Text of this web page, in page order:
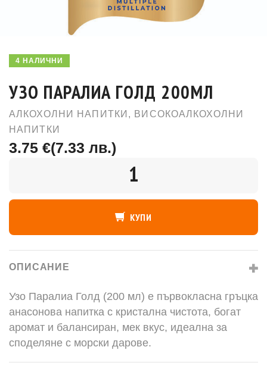
4 НАЛИЧНИ
УЗО ПАРАЛИА ГОЛД 200МЛ
АЛКОХОЛНИ НАПИТКИ , ВИСОКОАЛКОХОЛНИ
НАПИТКИ
3.75 €(7.33 лв.)
КУПИ
ОПИСАНИЕ
Узо Паралиа Голд (200 мл) е първокласна гръцка
анасонова напитка с кристална чистота, богат
аромат и балансиран, мек вкус, идеална за
споделяне с морски дарове.